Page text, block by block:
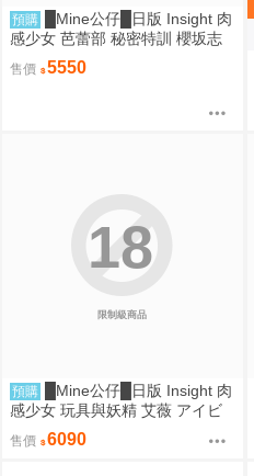
預購
█Mine公仔█日版 Insight 肉
感少女 芭蕾部 秘密特訓 櫻坂志
穗 桜坂しほ 1/6 PMMA D9262
售價 5550
限制級商品
18
預購
█Mine公仔█日版 Insight 肉
感少女 玩具與妖精 艾薇 アイビ
ー 1/1 PMMA D9261
售價 6090